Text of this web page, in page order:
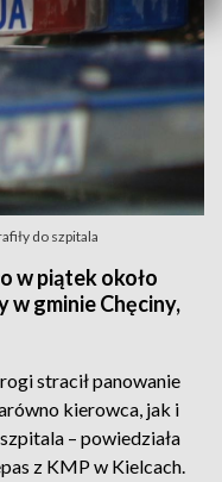
do szpitala
w piątek około
w gminie Chęciny,
stracił panowanie
kierowca, jak i
– powiedziała
z KMP w Kielcach.